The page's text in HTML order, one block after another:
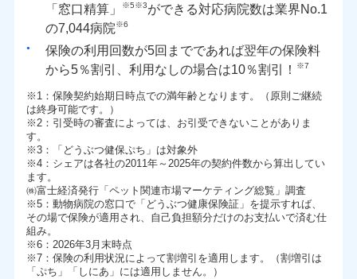
「窓口精算」
※5※3ができる対応病院数は業界No.1
の7,044病院※6
保険の利用回数が5回までであれば翌年の保険料
から5％割引、利用なしの場合は10％割引！
※7
※1：保険契約始期日時点での満年齢となります。（原則ご継続
は終身可能です。）
※2：引受時の審査によっては、お引受できないことがありま
す。
※3：「どうぶつ健保ぷち」は対象外
※4：シェアは各社の2011年～2025年の契約件数から算出してい
ます。
㈱富士経済発行「ペット関連市場マーケティング総覧」調査
※5：動物病院の窓口で「どうぶつ健康保険証」を提示すれば、
その場で保険が適用され、自己負担額分だけのお支払いで済む仕
組み。
※6：2026年3月末時点
※7：保険の利用状況によって割増引を適用します。（割増引は
「ぷち」「しにあ」には適用しません。）